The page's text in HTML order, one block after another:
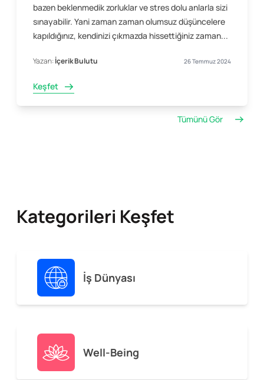
bazen beklenmedik zorluklar ve stres dolu anlarla sizi
sınayabilir. Yani zaman zaman olumsuz düşüncelere
kapıldığınız, kendinizi çıkmazda hissettiğiniz zaman...
Yazan:İçerik Bulutu 26 Temmuz 2024
Keşfet
Tümünü Gör
Kategorileri Keşfet
İş Dünyası
Well-Being